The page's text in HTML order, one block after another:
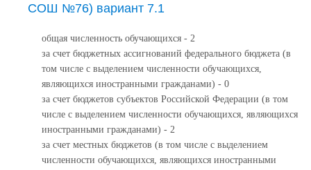
СОШ №76) вариант 7.1
общая численность обучающихся - 2
за счет бюджетных ассигнований федерального бюджета (в
том числе с выделением численности обучающихся,
являющихся иностранными гражданами) - 0
за счет бюджетов субъектов Российской Федерации (в том
числе с выделением численности обучающихся, являющихся
иностранными гражданами) - 2
за счет местных бюджетов (в том числе с выделением
численности обучающихся, являющихся иностранными